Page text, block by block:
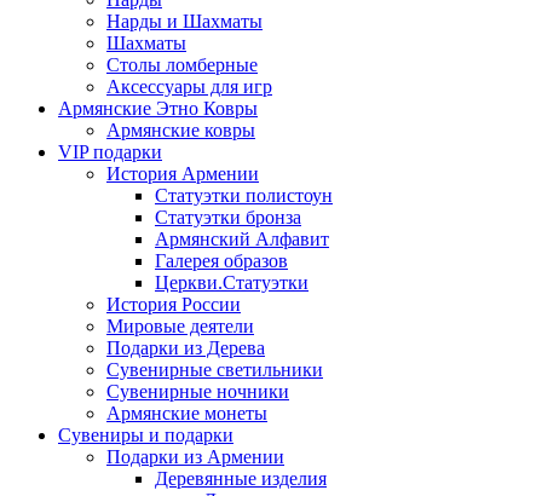
Нарды и Шахматы
Шахматы
Столы ломберные
Аксессуары для игр
Армянские Этно Ковры
Армянские ковры
VIP подарки
История Армении
Статуэтки полистоун
Статуэтки бронза
Армянский Алфавит
Галерея образов
Церкви.Статуэтки
История России
Мировые деятели
Подарки из Дерева
Сувенирные светильники
Сувенирные ночники
Армянские монеты
Сувениры и подарки
Подарки из Армении
Деревянные изделия